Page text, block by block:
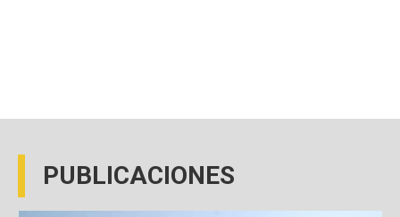
PUBLICACIONES